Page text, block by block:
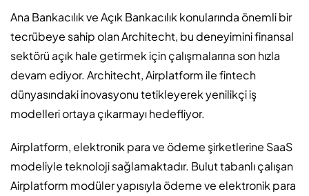
Ana Bankacılık ve Açık Bankacılık konularında önemli bir
tecrübeye sahip olan Architecht, bu deneyimini finansal
sektörü açık hale getirmek için çalışmalarına son hızla
devam ediyor. Architecht, Airplatform ile fintech
dünyasındaki inovasyonu tetikleyerek yenilikçi iş
modelleri ortaya çıkarmayı hedefliyor.
Airplatform, elektronik para ve ödeme şirketlerine SaaS
modeliyle teknoloji sağlamaktadır. Bulut tabanlı çalışan
Airplatform modüler yapısıyla ödeme ve elektronik para